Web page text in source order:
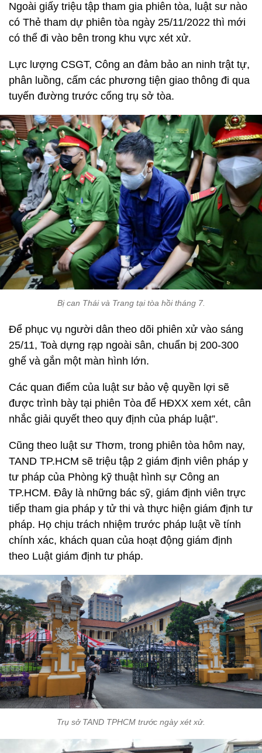
Ngoài giấy triệu tập tham gia phiên tòa, luật sư nào
có Thẻ tham dự phiên tòa ngày 25/11/2022 thì mới
có thể đi vào bên trong khu vực xét xử.
Lực lượng CSGT, Công an đảm bảo an ninh trật tự,
phân luồng, cấm các phương tiện giao thông đi qua
tuyến đường trước cổng trụ sở tòa.
Bị can Thái và Trang tại tòa hồi tháng 7.
Để phục vụ người dân theo dõi phiên xử vào sáng
25/11, Toà dựng rạp ngoài sân, chuẩn bị 200-300
ghế và gắn một màn hình lớn.
Các quan điểm của luật sư bảo vệ quyền lợi sẽ
được trình bày tại phiên Tòa để HĐXX xem xét, cân
nhắc giải quyết theo quy định của pháp luật”.
Cũng theo luật sư Thơm, trong phiên tòa hôm nay,
TAND TP.HCM sẽ triệu tập 2 giám định viên pháp y
tư pháp của Phòng kỹ thuật hình sự Công an
TP.HCM. Đây là những bác sỹ, giám định viên trực
tiếp tham gia pháp y tử thi và thực hiện giám định tư
pháp. Họ chịu trách nhiệm trước pháp luật về tính
chính xác, khách quan của hoạt động giám định
theo Luật giám định tư pháp.
Trụ sở TAND TPHCM trước ngày xét xử.